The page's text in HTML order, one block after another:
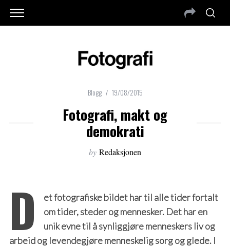
Blogg 19/08/2015
Fotografi, makt og
demokrati
by Redaksjonen
D
et fotografiske bildet har til alle tider fortalt
om tider, steder og mennesker. Det har en
unik evne til å synliggjøre menneskers liv og
arbeid og levendegjøre menneskelig sorg og glede. I